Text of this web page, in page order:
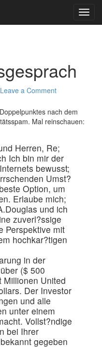
Leave a Comment
nach dem
Mal reinschauen:
Herren, Re;
Ich bin mir der
bewusst;
Umst?
Option, um
Erlaube mich;
und ich
zuverl?ssige
Perspektive mit
hochkar?tigen
in der
($ 500
Millionen United
Der Investor
und alle
unter einem
Vollst?ndige
bei Ihrer
gegeben